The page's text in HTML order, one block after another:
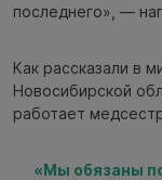
последнего», —
Как рассказали в
Новосибирской
работает
«Мы обязаны